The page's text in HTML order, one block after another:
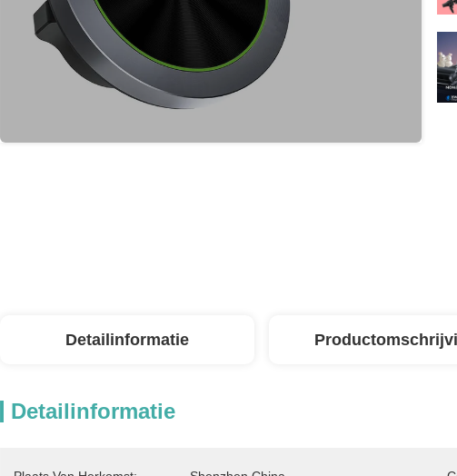
Detailinformatie
Detailinformatie